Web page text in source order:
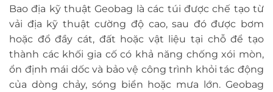
Bao địa kỹ thuật Geobag là các túi được chế tạo từ
vải địa kỹ thuật cường độ cao, sau đó được bơm
hoặc đổ đầy cát, đất hoặc vật liệu tại chỗ để tạo
thành các khối gia cố có khả năng chống xói mòn,
ổn định mái dốc và bảo vệ công trình khỏi tác động
của dòng chảy, sóng biển hoặc mưa lớn. Geobag